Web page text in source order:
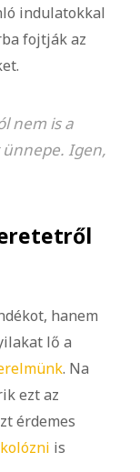
indulatokkal
fojtják az
nem is a
Igen,
hanem
lő a
. Na
ezt az
érdemes
is